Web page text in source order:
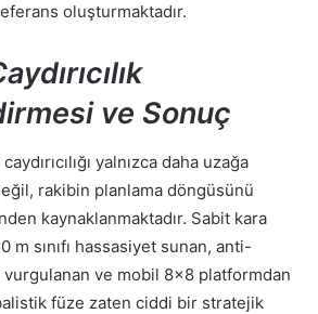
oluşturmaktadır.
ve Sonuç
yalnızca daha uzağa
rakibin planlama döngüsünü
kaynaklanmaktadır. Sabit kara
m sınıfı hassasiyet sunan, anti-
ve mobil 8×8 platformdan
füze zaten ciddi bir stratejik